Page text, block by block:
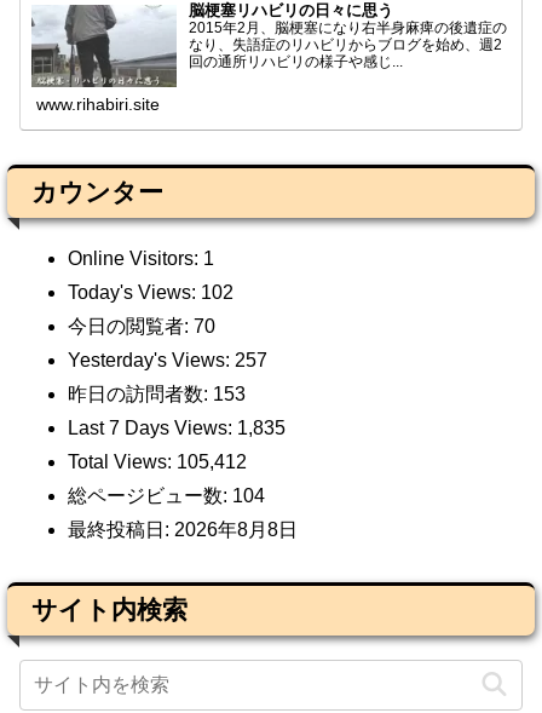
脳梗塞リハビリの日々に思う
2015年2月、脳梗塞になり右半身麻痺の後遺症の
なり、失語症のリハビリからブログを始め、週2
回の通所リハビリの様子や感じ...
www.rihabiri.site
カウンター
Online Visitors: 1
Today's Views: 102
今日の閲覧者: 70
Yesterday's Views: 257
昨日の訪問者数: 153
Last 7 Days Views: 1,835
Total Views: 105,412
総ページビュー数: 104
最終投稿日: 2026年8月8日
サイト内検索